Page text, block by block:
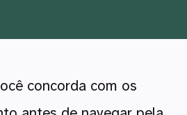
concorda com os